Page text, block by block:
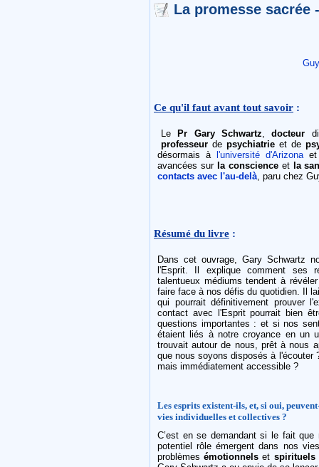
La promesse sacrée
Ce qu'il faut avant tout savoir :
Le Pr Gary Schwartz,docteur
professeur de psychiatrieet de
désormais à
l'université d'Arizona
avancées sur la conscienceet la
contacts avec l'au-delà, paru chez
Résumé du livre :
Dans cet ouvrage, Gary Schwartz
l'Esprit. Il explique comment ses
talentueux médiums tendent à
faire face à nos défis du quotidien. Il
qui pourrait définitivement prouver
contact avec l'Esprit pourrait bien
questions importantes : et si nos
étaient liés à notre croyance en un
trouvait autour de nous, prêt à nous
que nous soyons disposés à
mais immédiatement accessible ?
Les esprits existent-ils, et, si oui,
vies individuelles et collectives ?
C’est en se demandant si le fait
potentiel rôle émergent dans nos
problèmesémotionnels et spirituels